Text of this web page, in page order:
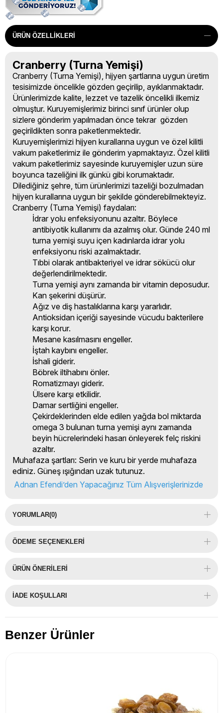
ÜRÜN ÖZELLIKLERI
Cranberry (Turna Yemişi)
Cranberry (Turna Yemişi), hijyen şartlarına uygun üretim
tesisimizde öncelikle gözden geçirilip, ayıklanmaktadır.
Ürünlerimizde kalite, lezzet ve tazelik öncelikli ilkemiz
olmuştur. Kuruyemişlerimiz birinci sınıf ürünler olup
sizlere gönderim yapılmadan önce tekrar gözden
geçirildikten sonra paketlenmektedir.
Kuruyemişlerimizi hijyen kurallarına uygun ve özel kilitli
vakum paketlerimiz ile gönderim yapmaktayız. Özel kilitli
vakum paketlerimiz sayesinde kuruyemişler uzun süre
boyunca tazeliğini ilk günkü gibi korumaktadır.
Dilediğiniz şehre, tüm ürünlerimizi tazeliği bozulmadan
hijyen kurallarına uygun bir şekilde gönderebilmekteyiz.
Cranberry (Turna Yemişi) faydaları:
İdrar yolu enfeksiyonunu azaltır. Böylece
antibiyotik kullanımı da azalmış olur. Günde 240 ml
turna yemişi suyu içen kadınlarda idrar yolu
enfeksiyonu riski azalmaktadır.
Tıbbi olarak antibakteriyel ve idrar sökücü olur
değerlendirilmektedir.
Turna yemişi aynı zamanda bir vitamin deposudur.
Kan şekerini düşürür.
Ağız ve diş hastalıklarına karşı yararlıdır.
Antioksidan içeriği sayesinde vücudu bakterilere
karşı korur.
Mesane kasılmasını engeller.
İştah kaybını engeller.
İshali giderir.
Böbrek iltihabını önler.
Romatizmayı giderir.
Ülsere karşı etkilidir.
Damar sertliğini engeller.
Çekirdeklerinden elde edilen yağda bol miktarda
omega 3 bulunan turna yemişi aynı zamanda
beyin hücrelerindeki hasarı önleyerek felç riskini
azaltır.
Muhafaza şartları: Serin ve kuru bir yerde muhafaza
ediniz. Güneş ışığından uzak tutunuz.
Adnan Efendi’den Yapacağınız Tüm Alışverişlerinizde
YORUMLAR(0)
ÖDEME SEÇENEKLERI
ÜRÜN ÖNERILERI
İADE KOŞULLARI
Benzer Ürünler